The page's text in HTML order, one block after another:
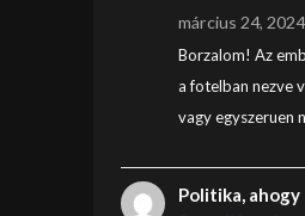
március 24, 2024
Borzalom! Az
a fotelban nezve
vagy egyszeruen
Politika, ahogy